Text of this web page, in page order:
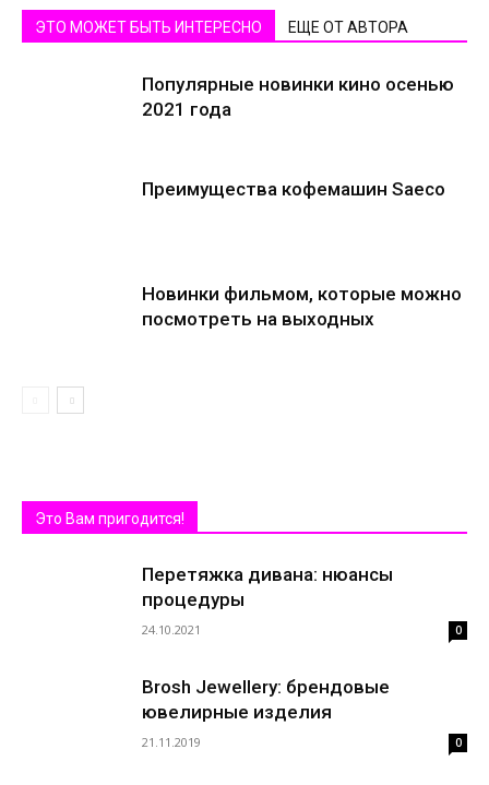
ЭТО МОЖЕТ БЫТЬ ИНТЕРЕСНО ЕЩЕ ОТ АВТОРА
Популярные новинки кино осенью
2021 года
Преимущества кофемашин Saeco
Новинки фильмом, которые можно
посмотреть на выходных
Это Вам пригодится!
Перетяжка дивана: нюансы
процедуры
24.10.2021 0
Brosh Jewellery: брендовые
ювелирные изделия
21.11.2019 0